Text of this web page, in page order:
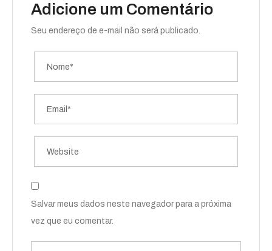
Adicione um Comentário
Seu endereço de e-mail não será publicado.
Salvar meus dados neste navegador para a próxima
vez que eu comentar.